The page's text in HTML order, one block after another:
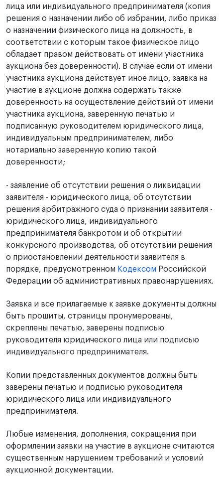
лица или индивидуального предпринимателя (копия
решения о назначении либо об избрании, либо приказ
о назначении физического лица на должность, в
соответствии с которым такое физическое лицо
обладает правом действовать от имени участника
аукциона без доверенности). В случае если от имени
участника аукциона действует иное лицо, заявка на
участие в аукционе должна содержать также
доверенность на осуществление действий от имени
участника аукциона, заверенную печатью и
подписанную руководителем юридического лица,
индивидуальным предпринимателем, либо
нотариально заверенную копию такой
доверенности;
- заявление об отсутствии решения о ликвидации
заявителя - юридического лица, об отсутствии
решения арбитражного суда о признании заявителя -
юридического лица, индивидуального
предпринимателя банкротом и об открытии
конкурсного производства, об отсутствии решения
о приостановлении деятельности заявителя в
порядке, предусмотренном Кодексом Российской
Федерации об административных правонарушениях.
Заявка и все прилагаемые к заявке документы должны
быть прошиты, страницы пронумерованы,
скреплены печатью, заверены подписью
руководителя юридического лица или подписью
индивидуального предпринимателя.
Копии представленных документов должны быть
заверены печатью и подписью руководителя
юридического лица или индивидуального
предпринимателя.
Любые изменения, дополнения, сокращения при
оформлении заявки на участие в аукционе считаются
существенным нарушением требований и условий
аукционной документации.